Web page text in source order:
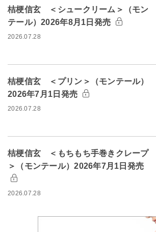
桔梗信玄 ＜シュークリーム＞（モン
テール）2026年8月1日発売
2026.07.28
桔梗信玄 ＜プリン＞（モンテール）
2026年7月1日発売
2026.07.28
桔梗信玄 ＜もちもち手巻きクレープ
＞（モンテール）2026年7月1日発売
2026.07.28